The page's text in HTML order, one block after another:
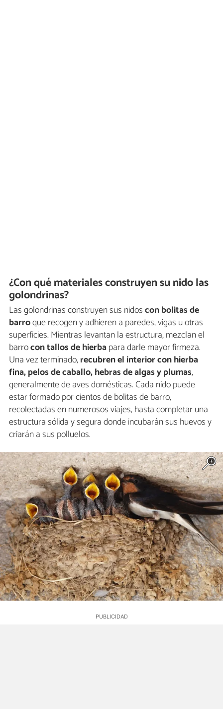
¿Con qué materiales construyen su nido las
golondrinas?
Las golondrinas construyen sus nidoscon bolitas de
barroque recogen y adhieren a paredes, vigas u otras
superficies. Mientras levantan la estructura, mezclan el
barrocon tallos de hierbapara darle mayor firmeza.
Una vez terminado,recubren el interior con hierba
fina, pelos de caballo, hebras de algas y plumas,
generalmente de aves domésticas. Cada nido puede
estar formado por cientos de bolitas de barro,
recolectadas en numerosos viajes, hasta completar una
estructura sólida y segura donde incubarán sus huevos y
criarán a sus polluelos.